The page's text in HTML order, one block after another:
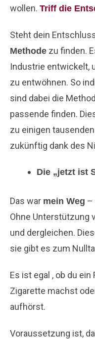
wollen. Triff die
Steht dein
Methode zu finden.
Industrie entwickelt,
zu entwöhnen. So
sind dabei die
passende finden.
zu einigen
zukünftig dank des
Die „jetzt ist
Das war mein Weg –
Ohne Unterstützung
und dergleichen.
sie gibt es zum
Es ist egal , ob du
Zigarette machst
aufhörst.
Voraussetzung ist,